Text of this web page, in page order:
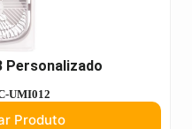
Personalizado
UMI012
Produto